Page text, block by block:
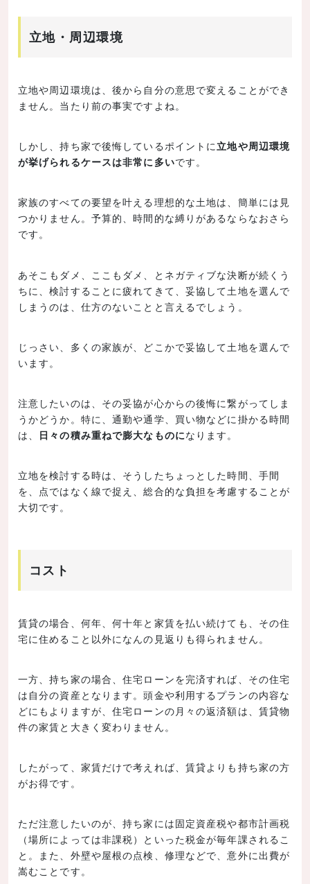
立地・周辺環境
立地や周辺環境は、後から自分の意思で変えることができ
ません。当たり前の事実ですよね。
しかし、持ち家で後悔しているポイントに立地や周辺環境
が挙げられるケースは非常に多いです。
家族のすべての要望を叶える理想的な土地は、簡単には見
つかりません。予算的、時間的な縛りがあるならなおさら
です。
あそこもダメ、ここもダメ、とネガティブな決断が続くう
ちに、検討することに疲れてきて、妥協して土地を選んで
しまうのは、仕方のないことと言えるでしょう。
じっさい、多くの家族が、どこかで妥協して土地を選んで
います。
注意したいのは、その妥協が心からの後悔に繋がってしま
うかどうか。特に、通勤や通学、買い物などに掛かる時間
は、 日々の積み重ねで膨大なものになります。
立地を検討する時は、そうしたちょっとした時間、手間
を、点ではなく線で捉え、総合的な負担を考慮することが
大切です。
コスト
賃貸の場合、何年、何十年と家賃を払い続けても、その住
宅に住めること以外になんの見返りも得られません。
一方、持ち家の場合、住宅ローンを完済すれば、その住宅
は自分の資産となります。頭金や利用するプランの内容な
どにもよりますが、住宅ローンの月々の返済額は、賃貸物
件の家賃と大きく変わりません。
したがって、家賃だけで考えれば、賃貸よりも持ち家の方
がお得です。
ただ注意したいのが、持ち家には固定資産税や都市計画税
（場所によっては非課税）といった税金が毎年課されるこ
と。また、外壁や屋根の点検、修理などで、意外に出費が
嵩むことです。